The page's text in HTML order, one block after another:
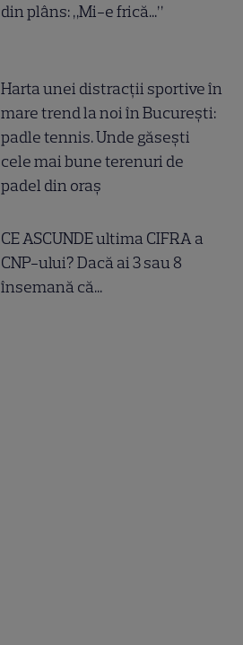
din plâns: „Mi-e frică...”
Harta unei distracții sportive în
mare trend la noi în București:
padle tennis. Unde găsești
cele mai bune terenuri de
padel din oraș
CE ASCUNDE ultima CIFRA a
CNP-ului? Dacă ai 3 sau 8
însemană că...